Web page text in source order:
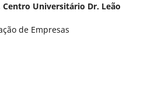
Centro Universitário Dr. Leão
de Empresas